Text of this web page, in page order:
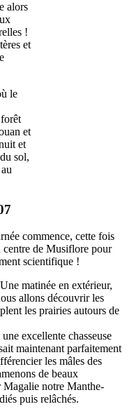
alors
!
et
le
et
et
sol,
commence, cette fois
centre de Musiflore pour
scientifique !
matinée en extérieur,
allons découvrir les
les prairies autours de
excellente chasseuse
maintenant parfaitement
les mâles des
de beaux
Magalie notre Manthe-
puis relâchés.